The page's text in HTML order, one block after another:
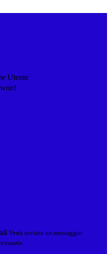
Utente
Verrà inviato un messaggio